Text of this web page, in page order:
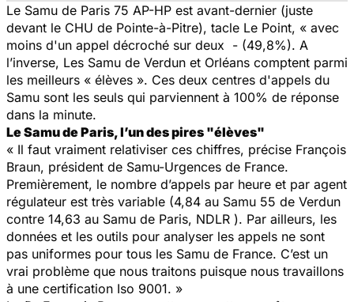
Le Samu de Paris 75 AP-HP est avant-dernier (juste
devant le CHU de Pointe-à-Pitre), tacle Le Point, « avec
moins d'un appel décroché sur deux - (49,8%). A
l’inverse, Les Samu de Verdun et Orléans comptent parmi
les meilleurs « élèves ». Ces deux centres d'appels du
Samu sont les seuls qui parviennent à 100% de réponse
dans la minute.
Le Samu de Paris, l’un des pires "élèves"
« Il faut vraiment relativiser ces chiffres, précise François
Braun, président de Samu-Urgences de France.
Premièrement, le nombre d’appels par heure et par agent
régulateur est très variable (4,84 au Samu 55 de Verdun
contre 14,63 au Samu de Paris, NDLR ). Par ailleurs, les
données et les outils pour analyser les appels ne sont
pas uniformes pour tous les Samu de France. C’est un
vrai problème que nous traitons puisque nous travaillons
à une certification Iso 9001. »